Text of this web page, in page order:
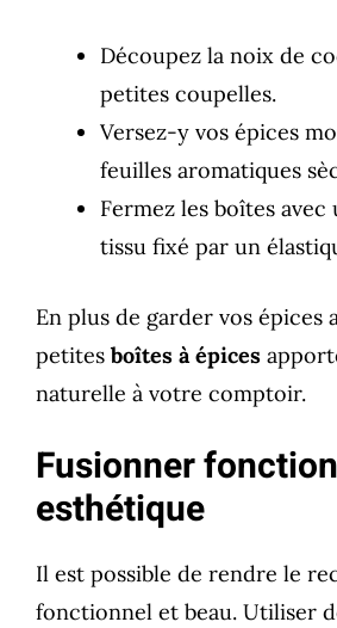
Découpez la noix de
petites coupelles.
Versez-y vos épices
feuilles aromatiques
Fermez les boîtes
tissu fixé par un
En plus de garder vos épices
petites boîtes à épices
naturelle à votre comptoir.
Fusionner
esthétique
Il est possible de rendre le
fonctionnel et beau. Utiliser